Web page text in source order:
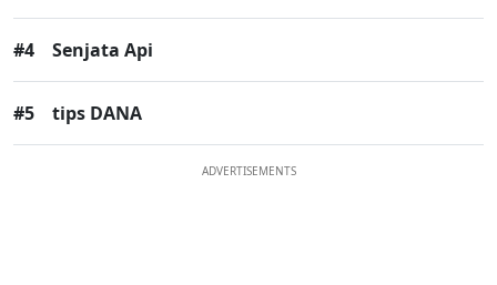
#4 Senjata Api
#5 tips DANA
ADVERTISEMENTS